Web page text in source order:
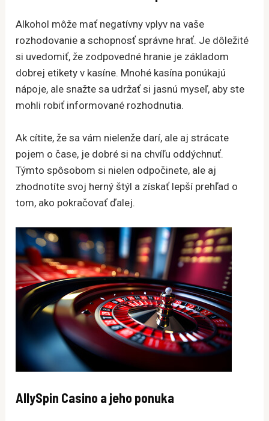
Alkohol môže mať negatívny vplyv na vaše
rozhodovanie a schopnosť správne hrať. Je dôležité
si uvedomiť, že zodpovedné hranie je základom
dobrej etikety v kasíne. Mnohé kasína ponúkajú
nápoje, ale snažte sa udržať si jasnú myseľ, aby ste
mohli robiť informované rozhodnutia.
Ak cítite, že sa vám nielenže darí, ale aj strácate
pojem o čase, je dobré si na chvíľu oddýchnuť.
Týmto spôsobom si nielen odpočinete, ale aj
zhodnotíte svoj herný štýl a získať lepší prehľad o
tom, ako pokračovať ďalej.
AllySpin Casino a jeho ponuka